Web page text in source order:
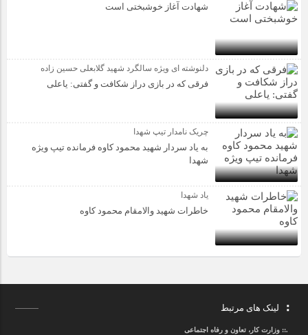
شهادت آغاز خوشبختی است
دلنوشته ای ویژه سالگرد شهید گلابعلی حسین زاده
فرقی که در بازی دراز شکافت و گفتی: یاعلی
چریک نامدار تیپ شهدا
به یاد سردار شهید محمود کاوه فرمانده تیپ ویژه
شهدا
یاد شهدا
خاطرات شهید والامقام محمود کاوه‌
لینک های مرتبط
.::وزارت کار، تعاون و رفاه اجتماعی